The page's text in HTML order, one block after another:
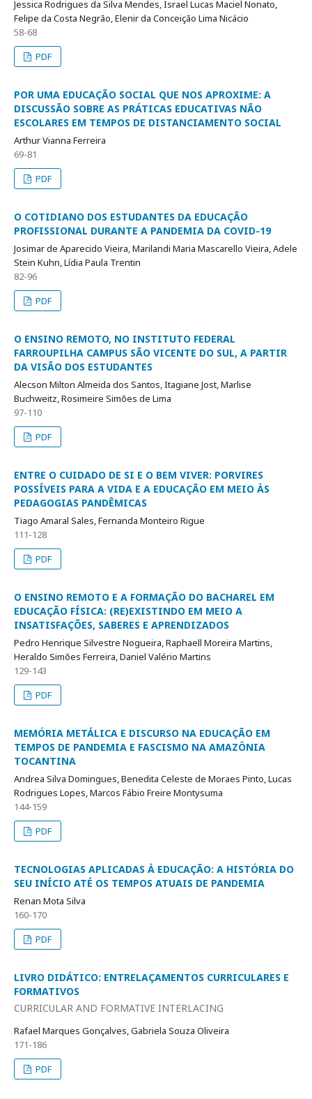
Jessica Rodrigues da Silva Mendes, Israel Lucas Maciel Nonato,
Felipe da Costa Negrão, Elenir da Conceição Lima Nicácio
58-68
PDF
POR UMA EDUCAÇÃO SOCIAL QUE NOS APROXIME: A
DISCUSSÃO SOBRE AS PRÁTICAS EDUCATIVAS NÃO
ESCOLARES EM TEMPOS DE DISTANCIAMENTO SOCIAL
Arthur Vianna Ferreira
69-81
PDF
O COTIDIANO DOS ESTUDANTES DA EDUCAÇÃO
PROFISSIONAL DURANTE A PANDEMIA DA COVID-19
Josimar de Aparecido Vieira, Marilandi Maria Mascarello Vieira, Adele
Stein Kuhn, Lídia Paula Trentin
82-96
PDF
O ENSINO REMOTO, NO INSTITUTO FEDERAL
FARROUPILHA CAMPUS SÃO VICENTE DO SUL, A PARTIR
DA VISÃO DOS ESTUDANTES
Alecson Milton Almeida dos Santos, Itagiane Jost, Marlise
Buchweitz, Rosimeire Simões de Lima
97-110
PDF
ENTRE O CUIDADO DE SI E O BEM VIVER: PORVIRES
POSSÍVEIS PARA A VIDA E A EDUCAÇÃO EM MEIO ÀS
PEDAGOGIAS PANDÊMICAS
Tiago Amaral Sales, Fernanda Monteiro Rigue
111-128
PDF
O ENSINO REMOTO E A FORMAÇÃO DO BACHAREL EM
EDUCAÇÃO FÍSICA: (RE)EXISTINDO EM MEIO A
INSATISFAÇÕES, SABERES E APRENDIZADOS
Pedro Henrique Silvestre Nogueira, Raphaell Moreira Martins,
Heraldo Simões Ferreira, Daniel Valério Martins
129-143
PDF
MEMÓRIA METÁLICA E DISCURSO NA EDUCAÇÃO EM
TEMPOS DE PANDEMIA E FASCISMO NA AMAZÔNIA
TOCANTINA
Andrea Silva Domingues, Benedita Celeste de Moraes Pinto, Lucas
Rodrigues Lopes, Marcos Fábio Freire Montysuma
144-159
PDF
TECNOLOGIAS APLICADAS À EDUCAÇÃO: A HISTÓRIA DO
SEU INÍCIO ATÉ OS TEMPOS ATUAIS DE PANDEMIA
Renan Mota Silva
160-170
PDF
LIVRO DIDÁTICO: ENTRELAÇAMENTOS CURRICULARES E
FORMATIVOS
CURRICULAR AND FORMATIVE INTERLACING
Rafael Marques Gonçalves, Gabriela Souza Oliveira
171-186
PDF